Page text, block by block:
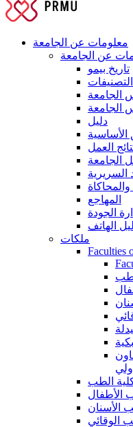
معلومات عن الجامعة
عن الجامعة
تاريخ بيمو
الجامعة
الجامعة
دليل
الأساسية
العمل
الجامعة
السريرية
والمحاكاة
المهاجع
الجودة
الهاتف
ملكات
Faculties
الطب
الأطفال
الأسنان
الوقائي